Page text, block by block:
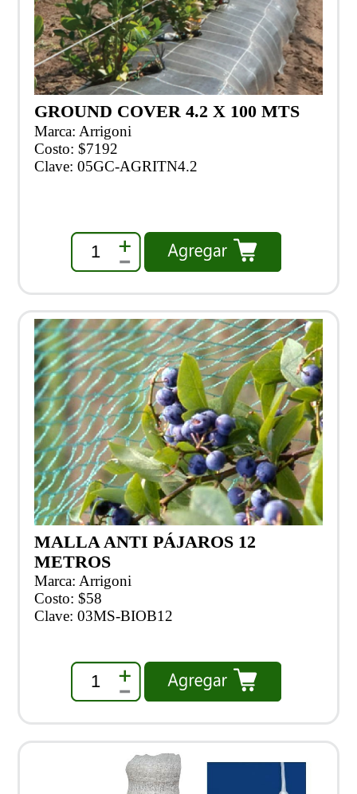
GROUND COVER 4.2 X 100 MTS
Marca: Arrigoni
Costo: $7192
Clave: 05GC-AGRITN4.2
1
MALLA ANTI PÁJAROS 12
METROS
Marca: Arrigoni
Costo: $58
Clave: 03MS-BIOB12
1